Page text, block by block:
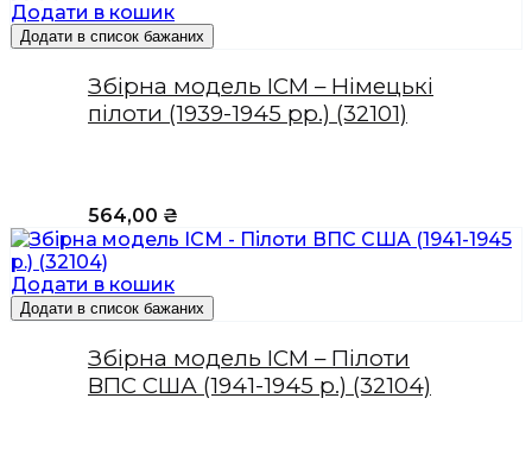
Додати в кошик
Додати в список бажаних
Збірна модель ICM – Німецькі
пілоти (1939-1945 рр.) (32101)
564,00 ₴
Додати в кошик
Додати в список бажаних
Збірна модель ICM – Пілоти
ВПС США (1941-1945 р.) (32104)